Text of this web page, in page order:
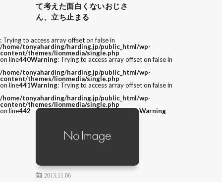
て考えた面白くないおじさ
ん、立ち止まる
: Trying to access array offset on false in
/home/tonyaharding/harding.jp/public_html/wp-
content/themes/lionmedia/single.php
on line440Warning: Trying to access array offset on false in
/home/tonyaharding/harding.jp/public_html/wp-
content/themes/lionmedia/single.php
on line441Warning: Trying to access array offset on false in
/home/tonyaharding/harding.jp/public_html/wp-
content/themes/lionmedia/single.php
on line442
2013.11.06
Warning